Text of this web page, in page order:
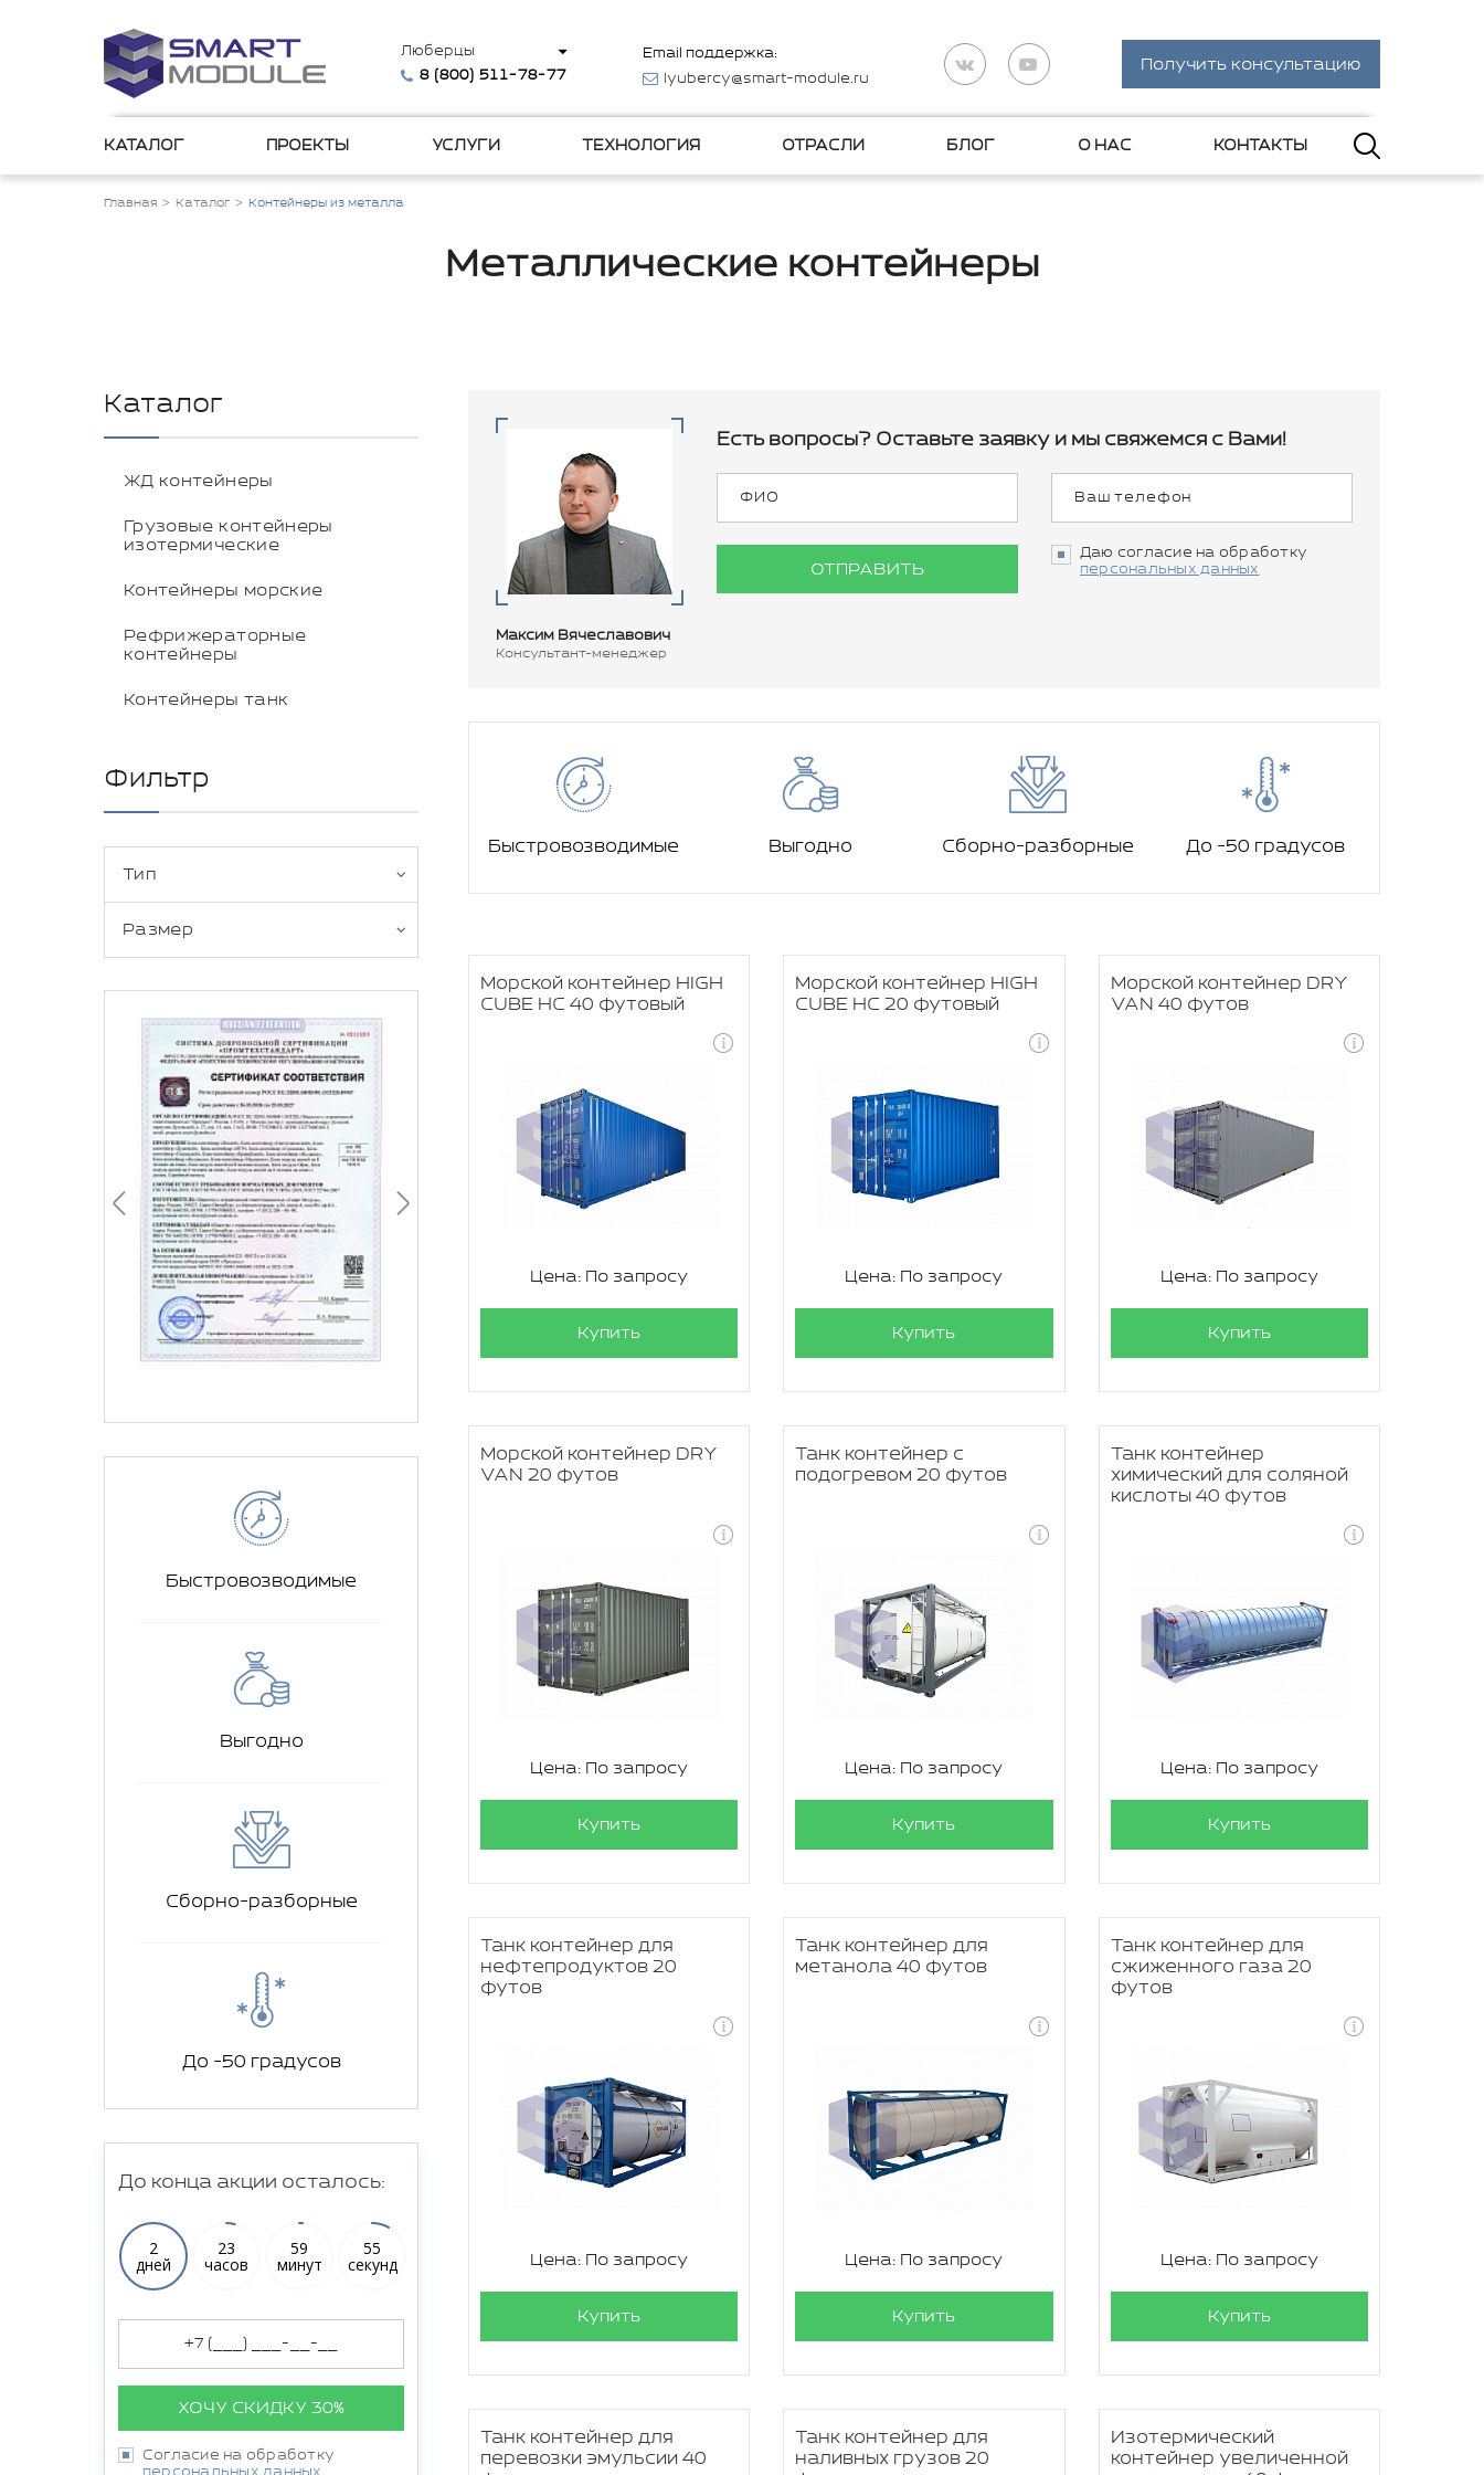
Люберцы
8 (800) 511-78-77
Email поддержка:
lyubercy@smart-module.ru
Получить консультацию
КАТАЛОГ ПРОЕКТЫ УСЛУГИ ТЕХНОЛОГИЯ ОТРАСЛИ БЛОГ О НАС КОНТАКТЫ
Главная Каталог Контейнеры из металла
Металлические контейнеры
Каталог
ЖД контейнеры
Грузовые контейнеры
изотермические
Контейнеры морские
Рефрижераторные
контейнеры
Контейнеры танк
Фильтр
Тип
Размер
Быстровозводимые
Выгодно
Сборно-разборные
До -50 градусов
До конца акции осталось:
2
дней
23
часов
59
минут
54
секунд
ХОЧУ СКИДКУ 30%
Согласие на обработку
Максим Вячеславович
Консультант-менеджер
Есть вопросы? Оставьте заявку и мы свяжемся с Вами!
ОТПРАВИТЬ
Даю согласие на обработку
персональных данных
Быстровозводимые Выгодно Сборно-разборные До -50 градусов
Морской контейнер HIGH
CUBE HC 40 футовый
Цена: По запросу
Купить
Морской контейнер HIGH
CUBE HC 20 футовый
Цена: По запросу
Купить
Морской контейнер DRY
VAN 40 футов
Цена: По запросу
Купить
Морской контейнер DRY
VAN 20 футов
Цена: По запросу
Купить
Танк контейнер с
подогревом 20 футов
Цена: По запросу
Купить
Танк контейнер
химический для соляной
кислоты 40 футов
Цена: По запросу
Купить
Танк контейнер для
нефтепродуктов 20
футов
Цена: По запросу
Купить
Танк контейнер для
метанола 40 футов
Цена: По запросу
Купить
Танк контейнер для
сжиженного газа 20
футов
Цена: По запросу
Купить
Танк контейнер для
перевозки эмульсии 40
Танк контейнер для
наливных грузов 20
Изотермический
контейнер увеличенной